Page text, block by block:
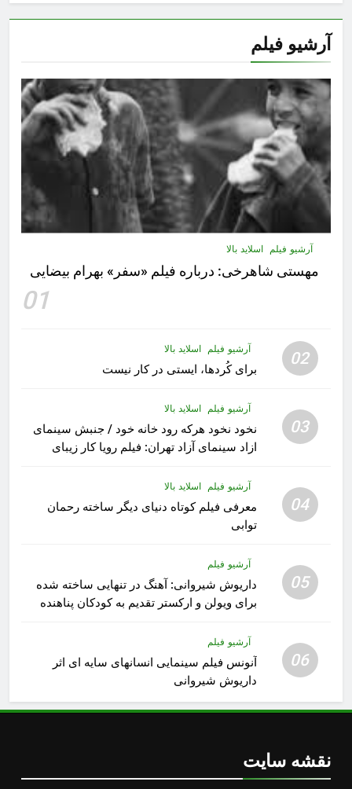
آرشیو فیلم
آرشیو فیلم اسلاید بالا
مهستى شاهرخى:‌ درباره فيلم «سفر» بهرام بیضایی
01
02 آرشیو فیلم اسلاید بالا
برای کُردها، ایستی در کار نیست
03
آرشیو فیلم اسلاید بالا
نخود نخود هرکه رود خانه خود / جنبش سینمای
ازاد سینمای آزاد تهران: فیلم رویا کار زیبای
04
آرشیو فیلم اسلاید بالا
معرفی فیلم کوتاه دنیای دیگر ساخته رحمان
توابی
05
آرشیو فیلم
داریوش شیروانی: آهنگ در تنهایی ساخته شده
برای ویولن و ارکستر تقدیم به کودکان پناهنده
06
آرشیو فیلم
آنونس فیلم سینمایی انسانهای سایه ای اثر
داریوش شیروانی
نقشه سایت